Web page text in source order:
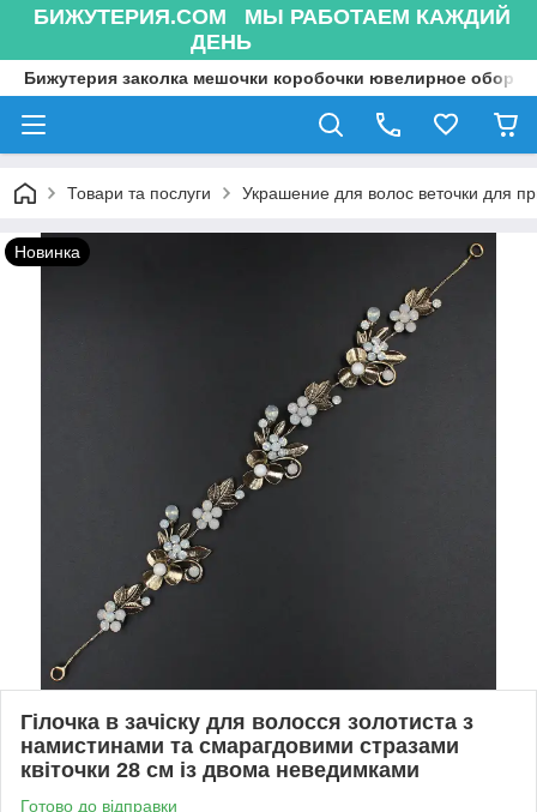
БИЖУТЕРИЯ.COM МЫ РАБОТАЕМ КАЖДИЙ
ДЕНЬ
Бижутерия заколка мешочки коробочки ювелирное
Товари та послуги Украшение для волос веточки для
Новинка
Гілочка в зачіску для волосся золотиста з
намистинами та смарагдовими стразами
квіточки 28 см із двома неведимками
Готово до відправки